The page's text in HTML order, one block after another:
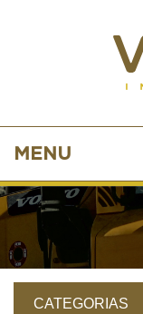
MENU
CATEGORIAS